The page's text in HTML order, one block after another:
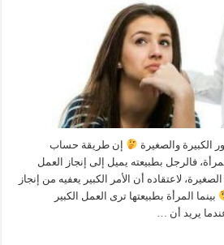
الكبيرة والصغيرة
إن طريقة حساب
فالرجل بطبيعته يميل إلى إنجاز العمل
لاعتقاده أن الأمر الكبير يعفيه من إنجاز
بينما المرأة بطبيعتها ترى العمل الكبير
يريد أن …